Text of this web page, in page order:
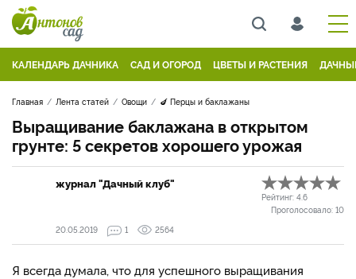
КАЛЕНДАРЬ ДАЧНИКА САД И ОГОРОД ЦВЕТЫ И РАСТЕНИЯ
Главная Лента статей Овощи 🍆 Перцы и баклажаны
Выращивание баклажана в открытом
грунте: 5 секретов хорошего урожая
журнал "Дачный клуб"
Рейтинг: 4.6
Проголосовало: 10
20.05.2019
1 2564
Я всегда думала, что для успешного выращивания